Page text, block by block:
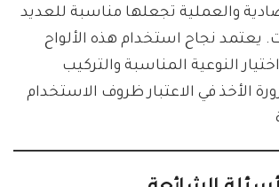
والعملية تجعلها مناسبة للعديد
يعتمد نجاح استخدام هذه الألواح
النوعية المناسبة والتركيب
الأخذ في الاعتبار ظروف الاستخدام